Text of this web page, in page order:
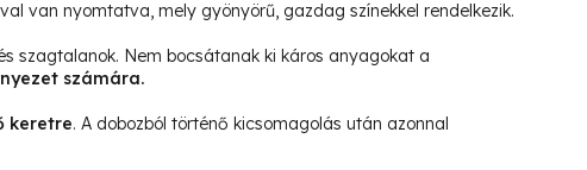
van nyomtatva, mely gyönyörű, gazdag színekkel rendelkezik.
szagtalanok. Nem bocsátanak ki káros anyagokat a
számára.
keretre. A dobozból történő kicsomagolás után azonnal